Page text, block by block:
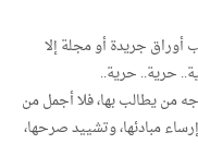
أوراق جريدة أو مجلة إلا
حرية.. حرية..
من يطالب بها، فلا أجمل من
مبادئها، وتشييد صرحها،